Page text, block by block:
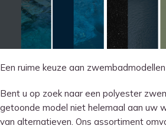
Een ruime keuze aan
Bent u op zoek naar een polyester
getoonde model niet helemaal aan uw
van alternatieven. Ons assortiment